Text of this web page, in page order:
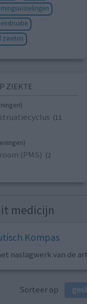
zweten
ZIEKTE
(11
(PMS) (2
medicijn
Kompas
naslagwerk van de
Sorteer op